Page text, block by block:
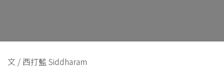
文 / 西打藍 Siddharam